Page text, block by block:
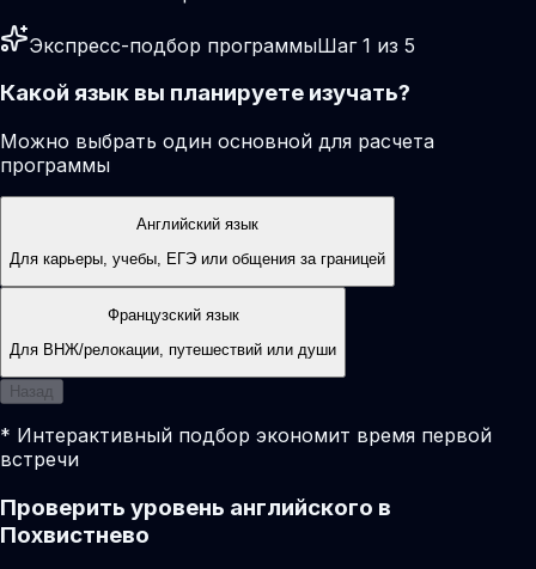
Экспресс-подбор программыШаг 1 из 5
Какой язык вы планируете изучать?
Можно выбрать один основной для расчета
программы
Английский язык
Для карьеры, учебы, ЕГЭ или общения за границей
Французский язык
Для ВНЖ/релокации, путешествий или души
Назад
* Интерактивный подбор экономит время первой
встречи
Проверить уровень английского в
Похвистнево